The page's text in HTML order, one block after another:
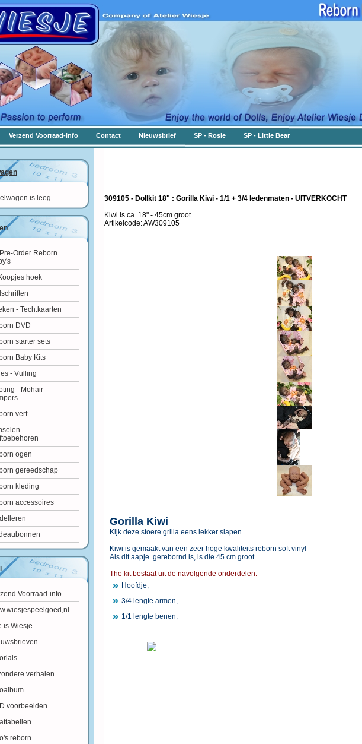
Verzend Voorraad-info Contact Nieuwsbrief SP - Rosie SP - Little Bear
is leeg
Order Reborn
hoek
- Tech.kaarten
DVD
starter sets
Baby Kits
- Vulling
- Mohair -
verf
-
ogen
gereedschap
kleding
accessoires
Voorraad-info
is Wiesje
verhalen
voorbeelden
reborn
309105 - Dollkit 18" : Gorilla Kiwi - 1/1 + 3/4 ledenmaten - UITVERKOCHT
Kiwi is ca. 18" - 45cm groot
Artikelcode: AW309105
Gorilla Kiwi
Kijk deze stoere grilla eens lekker slapen.
Kiwi is gemaakt van een zeer hoge kwaliteits reborn soft vinyl
Als dit aapje gerebornd is, is die 45 cm groot
The kit bestaat uit de navolgende onderdelen:
Hoofdje,
3/4 lengte armen,
1/1 lengte benen.